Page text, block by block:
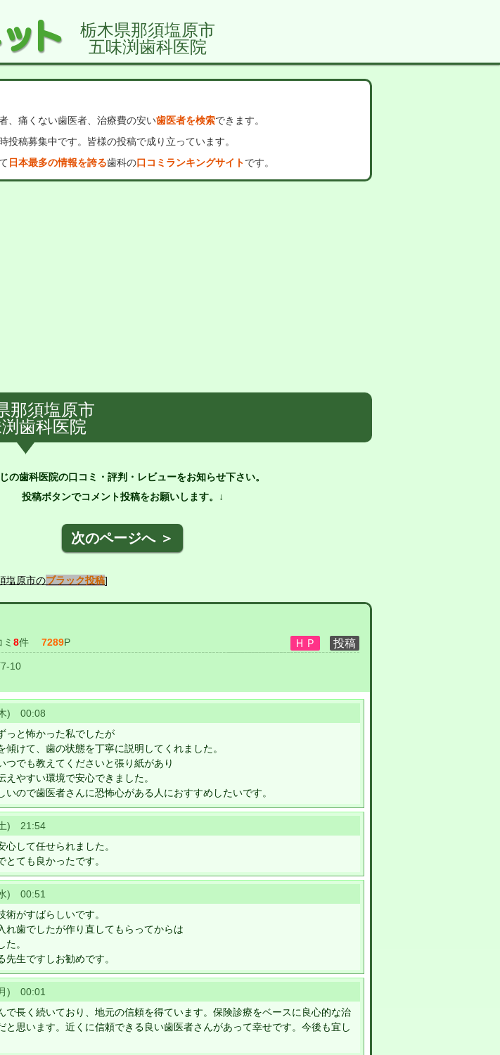
栃木県那須塩原市
五味渕歯科医院
、痛くない歯医者、治療費の安い歯医者を検索できます。
投稿募集中です。皆様の投稿で成り立っています。
日本最多の情報を誇る歯科の口コミランキングサイトです。
那須塩原市
歯科医院
の歯科医院の口コミ・評判・レビューをお知らせ下さい。
投稿ボタンでコメント投稿をお願いします。↓
次のページへ ＞
塩原市のブラック投稿]
8件 7289P
10
) 00:08
っと怖かった私でしたが
けて、歯の状態を丁寧に説明してくれました。
つでも教えてくださいと張り紙があり
やすい環境で安心できました。
いので歯医者さんに恐怖心がある人におすすめしたいです。
) 21:54
して任せられました。
ても良かったです。
) 00:51
がすばらしいです。
れ歯でしたが作り直してもらってからは
。
生ですしお勧めです。
) 00:01
長く続いており、地元の信頼を得ています。保険診療をベースに良心的な治
と思います。近くに信頼できる良い歯医者さんがあって幸せです。今後も宜し